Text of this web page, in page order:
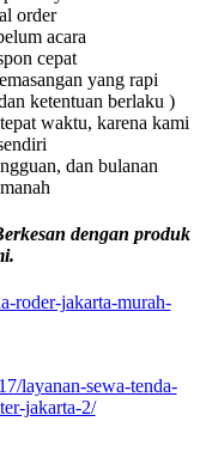
order
acara
cepat
yang rapi
ketentuan berlaku )
waktu, karena kami
dan bulanan
dengan produk
roder-jakarta-murah-
layanan-sewa-tenda-
jakarta-2/